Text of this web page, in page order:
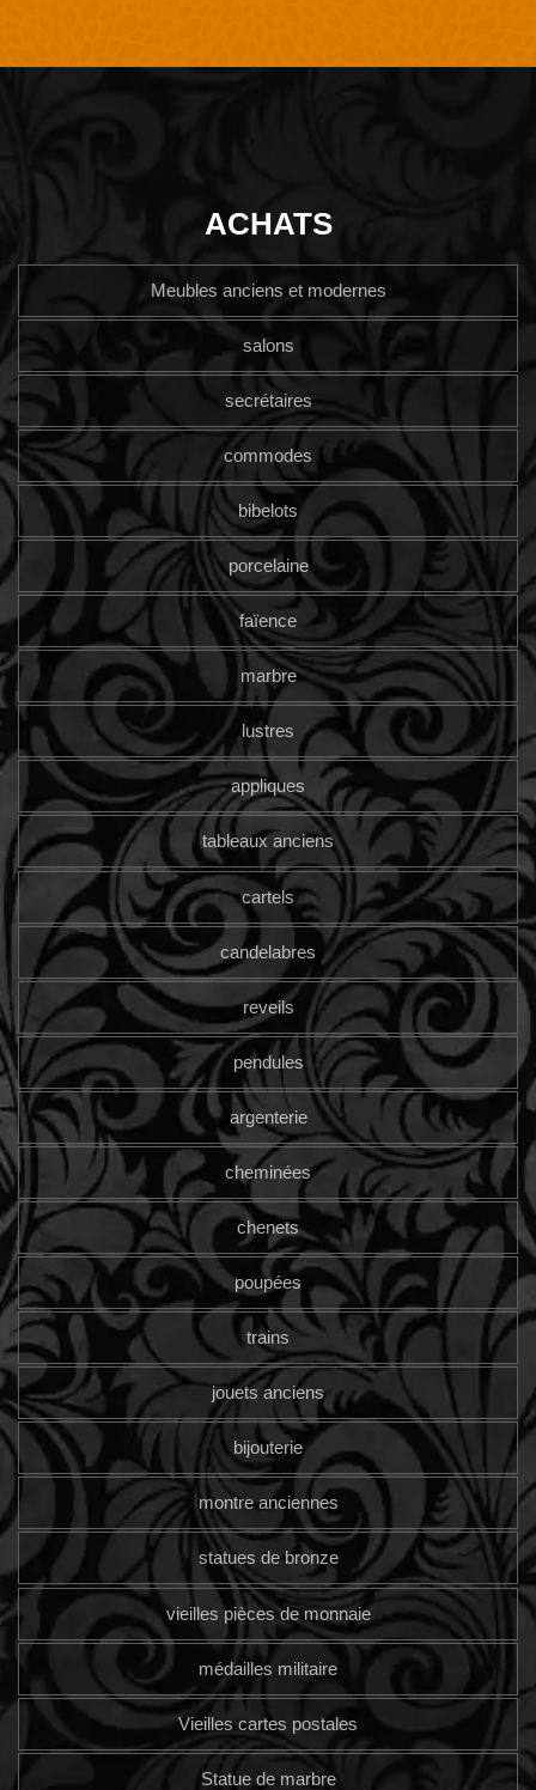
ACHATS
Meubles anciens et modernes
salons
secrétaires
commodes
bibelots
porcelaine
faïence
marbre
lustres
appliques
tableaux anciens
cartels
candelabres
reveils
pendules
argenterie
cheminées
chenets
poupées
trains
jouets anciens
bijouterie
montre anciennes
statues de bronze
vieilles pièces de monnaie
médailles militaire
Vieilles cartes postales
Statue de marbre